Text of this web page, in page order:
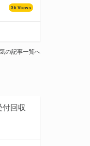
36 Views
の記事一覧へ
付回収